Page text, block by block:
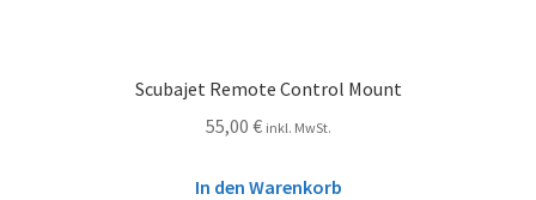
Scubajet Remote Control Mount
55,00 € inkl. MwSt.
In den Warenkorb